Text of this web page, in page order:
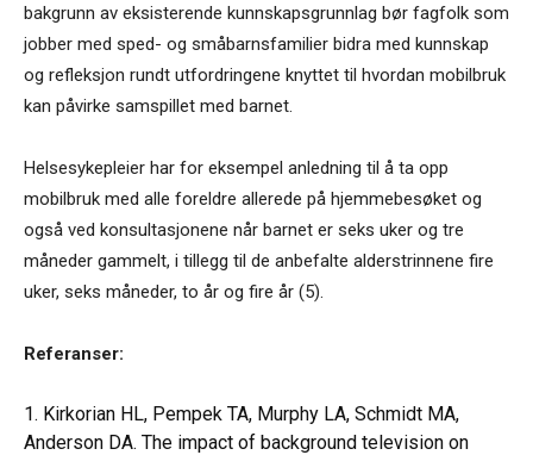
bakgrunn av eksisterende kunnskapsgrunnlag bør fagfolk som
jobber med sped- og småbarnsfamilier bidra med kunnskap
og refleksjon rundt utfordringene knyttet til hvordan mobilbruk
kan påvirke samspillet med barnet.
Helsesykepleier har for eksempel anledning til å ta opp
mobilbruk med alle foreldre allerede på hjemmebesøket og
også ved konsultasjonene når barnet er seks uker og tre
måneder gammelt, i tillegg til de anbefalte alderstrinnene fire
uker, seks måneder, to år og fire år (5).
Referanser:
1. Kirkorian HL, Pempek TA, Murphy LA, Schmidt MA,
Anderson DA. The impact of background television on